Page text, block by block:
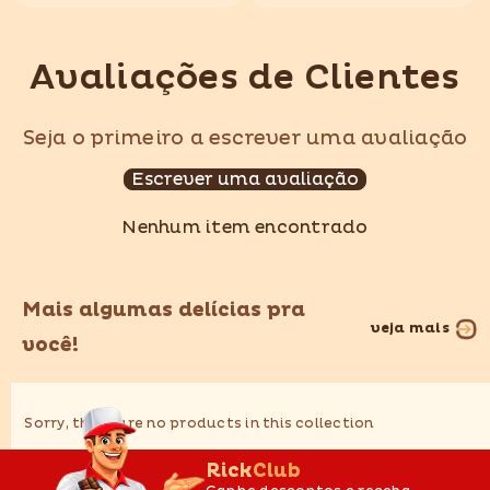
Avaliações de Clientes
Seja o primeiro a escrever uma avaliação
Escrever uma avaliação
Nenhum item encontrado
Mais algumas delícias pra
você!
veja mais
Sorry, there are no products in this collection
RickClub